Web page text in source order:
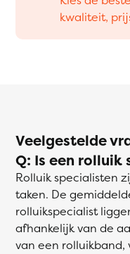
kwaliteit,
Veelgestelde
Q: Is een rolluik
Rolluik specialisten
taken. De
rolluikspecialist
afhankelijk van de
van een rolluikband,